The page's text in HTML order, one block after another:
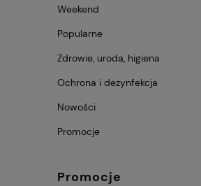
Weekend
Popularne
Zdrowie, uroda, higiena
Ochrona i dezynfekcja
Nowości
Promocje
Promocje